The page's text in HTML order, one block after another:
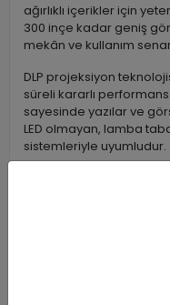
ağırlıklı içerikler için
300 inçe kadar geniş
mekân ve kullanım
DLP projeksiyon
süreli kararlı
sayesinde yazılar ve
LED olmayan, lamba
sistemleriyle uyumludur.